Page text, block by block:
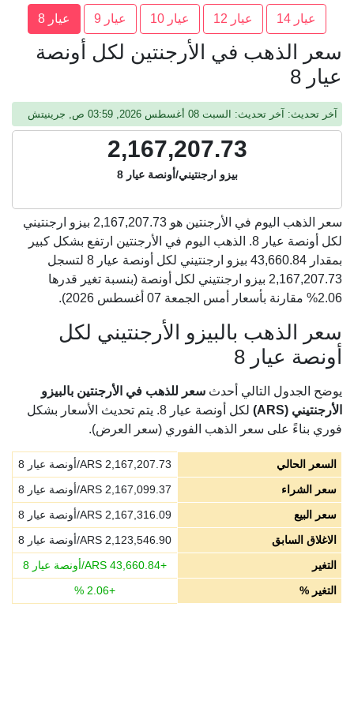
عيار 14 عيار 12 عيار 10 عيار 9 عيار 8
سعر الذهب في الأرجنتين لكل أونصة
عيار 8
آخر تحديث: آخر تحديث: السبت 08 أغسطس 2026, 03:59 ص, جرينيتش
2,167,207.73
بيزو ارجنتيني/أونصة عيار 8
سعر الذهب اليوم في الأرجنتين هو 2,167,207.73 بيزو ارجنتيني
لكل أونصة عيار 8. الذهب اليوم في الأرجنتين ارتفع بشكل كبير
بمقدار 43,660.84 بيزو ارجنتيني لكل أونصة عيار 8 لتسجل
2,167,207.73 بيزو ارجنتيني لكل أونصة (بنسبة تغير قدرها
2.06% مقارنة بأسعار أمس الجمعة 07 أغسطس 2026).
سعر الذهب بالبيزو الأرجنتيني لكل
أونصة عيار 8
يوضح الجدول التالي أحدث سعر للذهب في الأرجنتين بالبيزو
الأرجنتيني (ARS)
لكل أونصة عيار 8. يتم تحديث الأسعار بشكل
فوري بناءً على سعر الذهب الفوري (سعر العرض).
السعر الحالي 2,167,207.73
سعر الشراء
2,167,099.37
سعر البيع
2,167,316.09
الاغلاق السابق
2,123,546.90
التغير
+
43,660.84
التغير %
+
2.06
%